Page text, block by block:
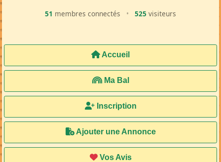
51 membres connectés • 525 visiteurs
Accueil
Ma Bal
Inscription
Ajouter une Annonce
Vos Avis